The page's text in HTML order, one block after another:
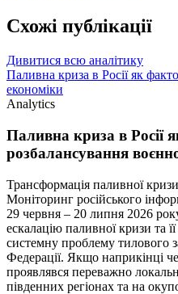
Схожі публікації
Дивитися всю аналітику
Паливна криза в Росії як
економіки
Analytics
Паливна криза в Росії
розбалансування
Трансформація паливної
Моніторинг російського
29 червня – 20 липня 2026
ескалацію паливної кризи та
системну проблему тилового
Федерації. Якщо наприкінці
проявлявся переважно
південних регіонах та на